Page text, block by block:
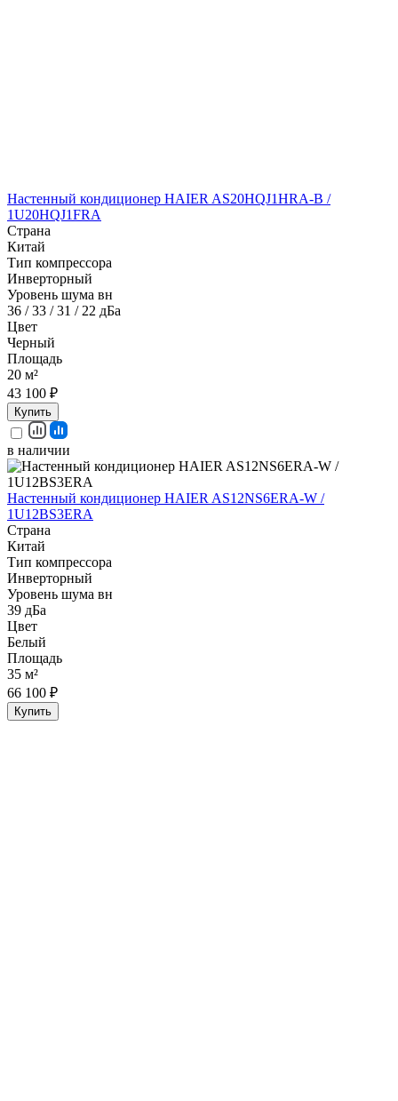
Настенный кондиционер HAIER AS20HQJ1HRA-B /
1U20HQJ1FRA
Страна
Китай
Тип компрессора
Инверторный
Уровень шума вн
36 / 33 / 31 / 22 дБа
Цвет
Черный
Площадь
20 м²
43 100 ₽
Купить
в наличии
Настенный кондиционер HAIER AS12NS6ERA-W /
1U12BS3ERA
Страна
Китай
Тип компрессора
Инверторный
Уровень шума вн
39 дБа
Цвет
Белый
Площадь
35 м²
66 100 ₽
Купить